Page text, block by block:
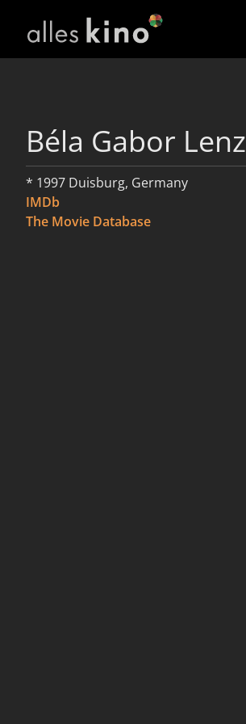
Béla Gabor Lenz
* 1997 Duisburg, Germany
IMDb
The Movie Database